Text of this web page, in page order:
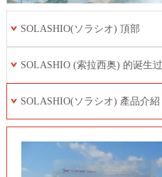
SOLASHIO(ソラシオ) 頂部
SOLASHIO (索拉西奥) 的诞生
SOLASHIO(ソラシオ) 產品介紹